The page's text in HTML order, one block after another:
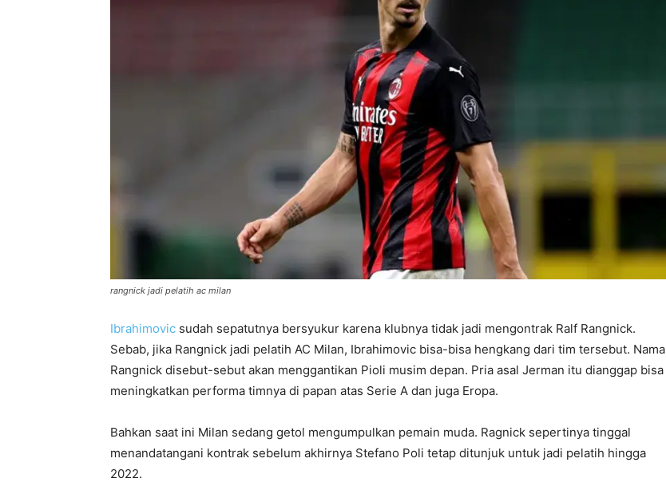
rangnick jadi pelatih ac milan
Ibrahimovic sudah sepatutnya bersyukur karena klubnya tidak jadi mengontrak Ralf Rangnick.
Sebab, jika Rangnick jadi pelatih AC Milan, Ibrahimovic bisa-bisa hengkang dari tim tersebut. Nama
Rangnick disebut-sebut akan menggantikan Pioli musim depan. Pria asal Jerman itu dianggap bisa
meningkatkan performa timnya di papan atas Serie A dan juga Eropa.
Bahkan saat ini Milan sedang getol mengumpulkan pemain muda. Ragnick sepertinya tinggal
menandatangani kontrak sebelum akhirnya Stefano Poli tetap ditunjuk untuk jadi pelatih hingga
2022.